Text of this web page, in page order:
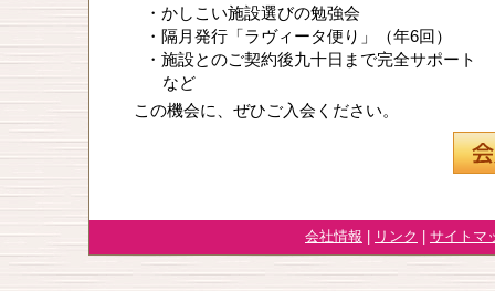
・かしこい施設選びの勉強会
・隔月発行「ラヴィータ便り」（年6回）
・施設とのご契約後九十日まで完全サポート
など
この機会に、ぜひご入会ください。
会社情報 | リンク | サイトマ